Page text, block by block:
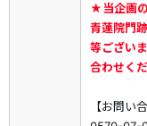
★当企画
青蓮院門
等ござい
合わせくだ
【お問